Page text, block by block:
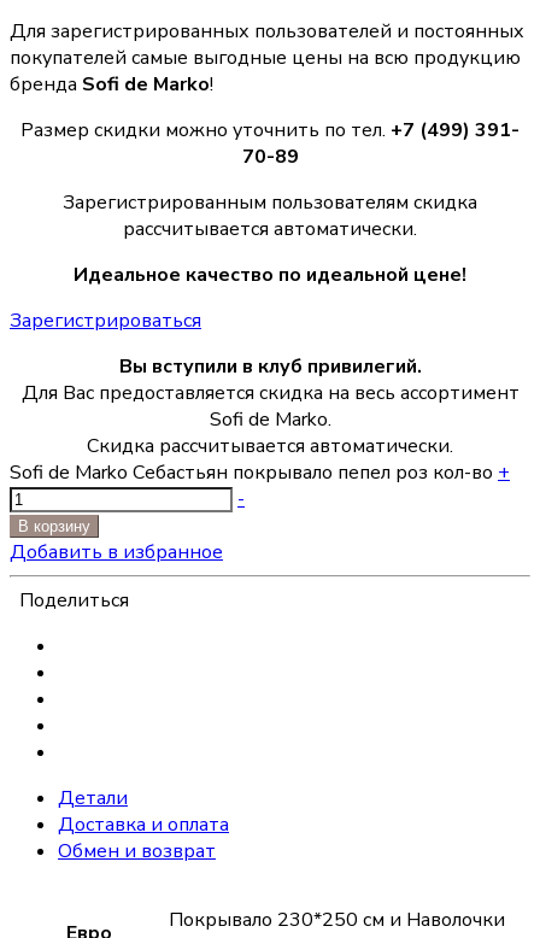
Для зарегистрированных пользователей и постоянных
покупателей самые выгодные цены на всю продукцию
бренда Sofi de Marko!
Размер скидки можно уточнить по тел. +7 (499) 391-
70-89
Зарегистрированным пользователям скидка
рассчитывается автоматически.
Идеальное качество по идеальной цене!
Зарегистрироваться
Вы вступили в клуб привилегий.
Для Вас предоставляется скидка на весь ассортимент
Sofi de Marko.
Скидка рассчитывается автоматически.
Sofi de Marko Себастьян покрывало пепел роз кол-во +
-
В корзину
Добавить в избранное
Поделиться
Детали
Доставка и оплата
Обмен и возврат
Покрывало 230*250 см и Наволочки